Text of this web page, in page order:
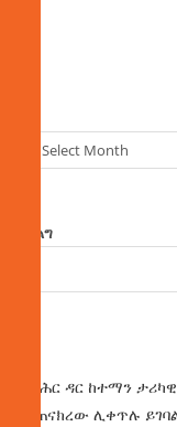
Select Month
ፈልግ
የባሕር ዳር ከተማን
ተጠናክረው ሊቀጥሉ